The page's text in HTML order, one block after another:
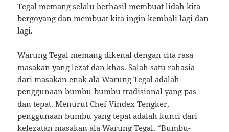
Tegal memang selalu berhasil membuat lidah kita
bergoyang dan membuat kita ingin kembali lagi dan
lagi.
Warung Tegal memang dikenal dengan cita rasa
masakan yang lezat dan khas. Salah satu rahasia
dari masakan enak ala Warung Tegal adalah
penggunaan bumbu-bumbu tradisional yang pas
dan tepat. Menurut Chef Vindex Tengker,
penggunaan bumbu yang tepat adalah kunci dari
kelezatan masakan ala Warung Tegal. “Bumbu-